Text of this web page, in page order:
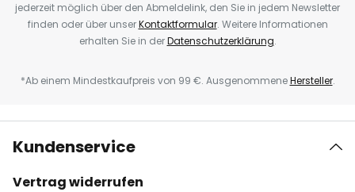
jederzeit möglich über den Abmeldelink, den Sie in jedem Newsletter
finden oder über unserKontaktformular. Weitere Informationen
erhalten Sie in derDatenschutzerklärung.
*Ab einem Mindestkaufpreis von 99 €. AusgenommeneHersteller.
Kundenservice
Vertrag widerrufen